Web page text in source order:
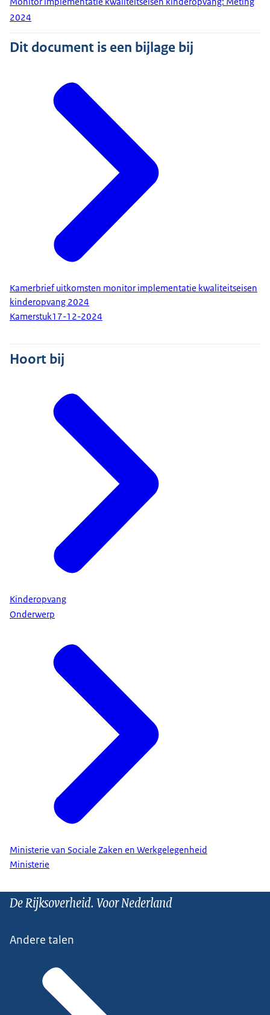
2024
Dit document is een bijlage bij
Kamerbrief uitkomsten monitor implementatie kwaliteitseisen
kinderopvang 2024
Kamerstuk17-12-2024
Hoort bij
Kinderopvang
Onderwerp
Ministerie van Sociale Zaken en Werkgelegenheid
Ministerie
De Rijksoverheid. Voor Nederland
Andere talen